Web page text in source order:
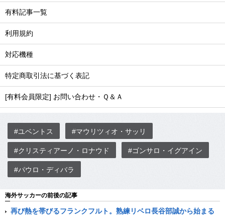
有料記事一覧
利用規約
対応機種
特定商取引法に基づく表記
[有料会員限定] お問い合わせ・Ｑ＆Ａ
#ユベントス #マウリツィオ・サッリ
#クリスティアーノ・ロナウド #ゴンサロ・イグアイン
#パウロ・ディバラ
海外サッカーの前後の記事
再び熱を帯びるフランクフルト。熟練リベロ長谷部誠から始まる